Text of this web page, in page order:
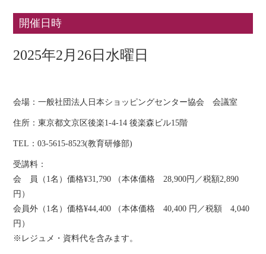
開催日時
2025年2月26日水曜日
会場：一般社団法人日本ショッピングセンター協会 会議室
住所：東京都文京区後楽1-4-14 後楽森ビル15階
TEL：03-5615-8523(教育研修部)
受講料：
会 員（1名）価格¥31,790 （本体価格 28,900円／税額2,890
円）
会員外（1名）価格¥44,400 （本体価格 40,400 円／税額 4,040
円）
※レジュメ・資料代を含みます。